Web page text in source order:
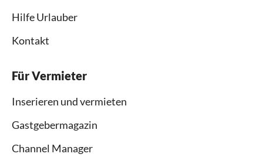
Hilfe Urlauber
Kontakt
Für Vermieter
Inserieren und vermieten
Gastgebermagazin
Channel Manager